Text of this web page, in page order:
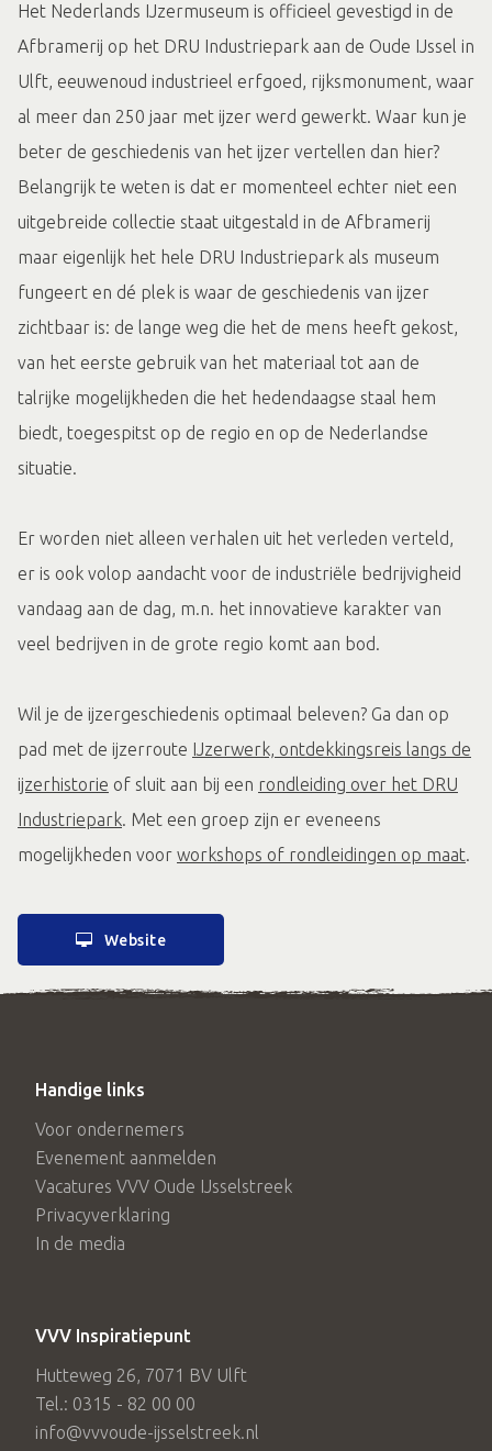
Het Nederlands IJzermuseum is officieel gevestigd in de
Afbramerij op het DRU Industriepark aan de Oude IJssel in
Ulft, eeuwenoud industrieel erfgoed, rijksmonument, waar
al meer dan 250 jaar met ijzer werd gewerkt. Waar kun je
beter de geschiedenis van het ijzer vertellen dan hier?
Belangrijk te weten is dat er momenteel echter niet een
uitgebreide collectie staat uitgestald in de Afbramerij
maar eigenlijk het hele DRU Industriepark als museum
fungeert en dé plek is waar de geschiedenis van ijzer
zichtbaar is: de lange weg die het de mens heeft gekost,
van het eerste gebruik van het materiaal tot aan de
talrijke mogelijkheden die het hedendaagse staal hem
biedt, toegespitst op de regio en op de Nederlandse
situatie.
Er worden niet alleen verhalen uit het verleden verteld,
er is ook volop aandacht voor de industriële bedrijvigheid
vandaag aan de dag, m.n. het innovatieve karakter van
veel bedrijven in de grote regio komt aan bod.
Wil je de ijzergeschiedenis optimaal beleven? Ga dan op
pad met de ijzerroute IJzerwerk, ontdekkingsreis langs de
ijzerhistorie of sluit aan bij een rondleiding over het DRU
Industriepark. Met een groep zijn er eveneens
mogelijkheden voor workshops of rondleidingen op maat.
Website
Handige links
Voor ondernemers
Evenement aanmelden
Vacatures VVV Oude IJsselstreek
Privacyverklaring
In de media
VVV Inspiratiepunt
Hutteweg 26, 7071 BV Ulft
Tel.: 0315 - 82 00 00
info@vvvoude-ijsselstreek.nl